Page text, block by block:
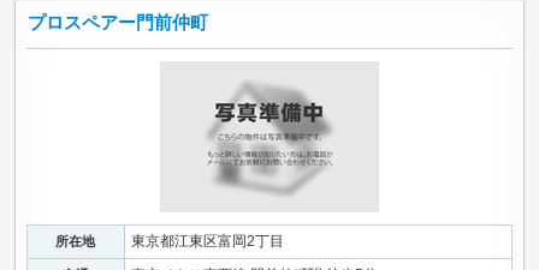
プロスペアー門前仲町
所在地 東京都江東区富岡2丁目